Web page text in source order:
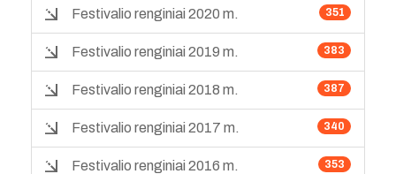
351
Festivalio renginiai 2020 m.
383
Festivalio renginiai 2019 m.
387
Festivalio renginiai 2018 m.
340
Festivalio renginiai 2017 m.
353
Festivalio renginiai 2016 m.